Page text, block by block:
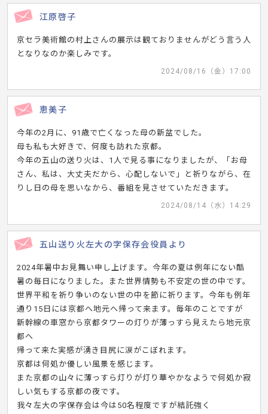
江原啓子
京セラ美術館の村上さんの展示は観ておりませんがどう言う人
となりなのか楽しみです。
2024/08/16（金）17:00
恵美子
今年の2月に、91歳で亡くなった母の新盆でした。
母も私も大好きで、何度も訪れた京都。
今年の五山の送り火は、1人で見る事になりましたが、「お母
さん、私は、大丈夫だから、心配しないで」と祈りながら、在
りし日の母を思いなから、番組を見させていただきます。
2024/08/14（水）14:29
五山送り火左大の字保存会役員より
2024年暑中お見舞い申し上げます。今年の夏は例年にない酷
暑の毎日になりました。また世界情勢も不安定の世の中です。
世界平和を祈り争いのない世の中を節に祈ります。今年も例年
通り15日には京都へ地元へ帰って来ます。毎年のことですが
新幹線の車窓から京都タワーの灯りが薄っすら見えたら地元京
都へ
帰って来た実感が湧き目尻に涙がこぼれます。
京都は何処か優しい風景を感じます。
また京都の山々に薄っすら灯りが灯り華やかなようで何処か寂
しい気もする京都の夜です。
我々左大の字保存会は今は50名程度ですが結託強く